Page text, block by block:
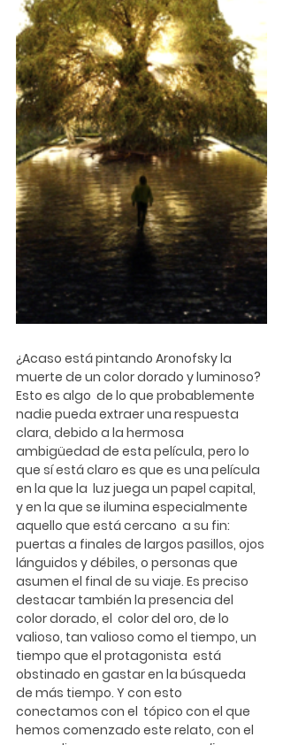
¿Acaso está pintando Aronofsky la
muerte de un color dorado y luminoso?
Esto es algo  de lo que probablemente
nadie pueda extraer una respuesta
clara, debido a la hermosa
ambigüedad de esta película, pero lo
que sí está claro es que es una película
en la que la  luz juega un papel capital,
y en la que se ilumina especialmente
aquello que está cercano  a su fin:
puertas a finales de largos pasillos, ojos
lánguidos y débiles, o personas que
asumen el final de su viaje. Es preciso
destacar también la presencia del
color dorado, el  color del oro, de lo
valioso, tan valioso como el tiempo, un
tiempo que el protagonista  está
obstinado en gastar en la búsqueda
de más tiempo. Y con esto
conectamos con el  tópico con el que
hemos comenzado este relato, con el